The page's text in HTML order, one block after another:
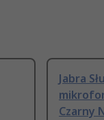
Jabra
Czarny